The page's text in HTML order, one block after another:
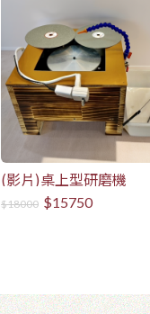
(影片)桌上型研磨機
$18000 $15750